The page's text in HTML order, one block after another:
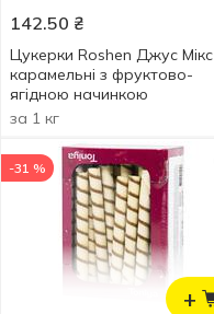
142.50 ₴
Цукерки Roshen Джус Мікс
карамельні з фруктово-
ягідною начинкою
за 1 кг
+
-31 %